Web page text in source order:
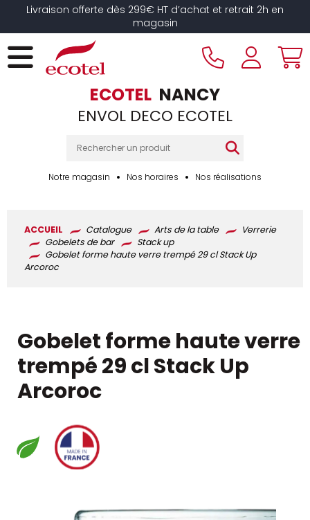
Livraison offerte dès 299€ HT d’achat et retrait 2h en
magasin
ECOTEL NANCY
ENVOL DECO ECOTEL
Notre magasin Nos horaires Nos réalisations
ACCUEIL Catalogue Arts de la table
Verrerie
Gobelets de bar
Stack up
Gobelet forme haute verre trempé 29 cl Stack Up
Arcoroc
Gobelet forme haute verre
trempé 29 cl Stack Up
Arcoroc
Panneau de gestion des cookies